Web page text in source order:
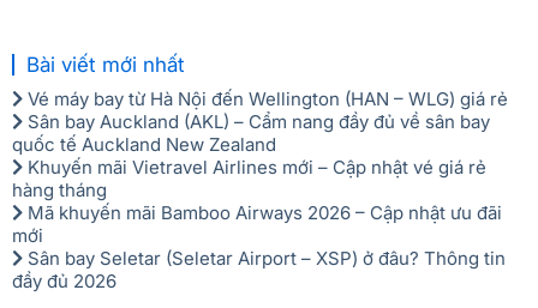
Bài viết mới nhất
Vé máy bay từ Hà Nội đến Wellington (HAN – WLG) giá rẻ
Sân bay Auckland (AKL) – Cẩm nang đầy đủ về sân bay
quốc tế Auckland New Zealand
Khuyến mãi Vietravel Airlines mới – Cập nhật vé giá rẻ
hàng tháng
Mã khuyến mãi Bamboo Airways 2026 – Cập nhật ưu đãi
mới
Sân bay Seletar (Seletar Airport – XSP) ở đâu? Thông tin
đầy đủ 2026